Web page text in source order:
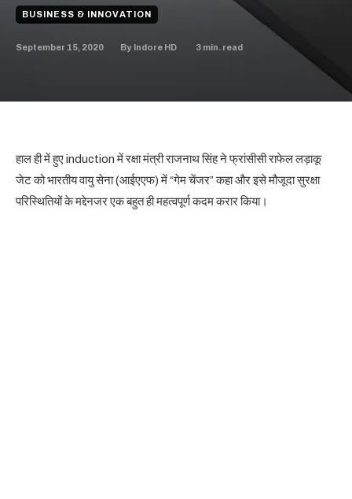
BUSINESS & INNOVATION
September 15, 2020 By Indore HD 3 min. read
हाल ही में हुए induction में रक्षा मंत्री राजनाथ सिंह ने फ्रांसीसी राफेल लड़ाकू
जेट को भारतीय वायु सेना (आईएएफ) में “गेम चेंजर” कहा और इसे मौजूदा सुरक्षा
परिस्थितियों के मद्देनजर एक बहुत ही महत्वपूर्ण कदम करार किया।